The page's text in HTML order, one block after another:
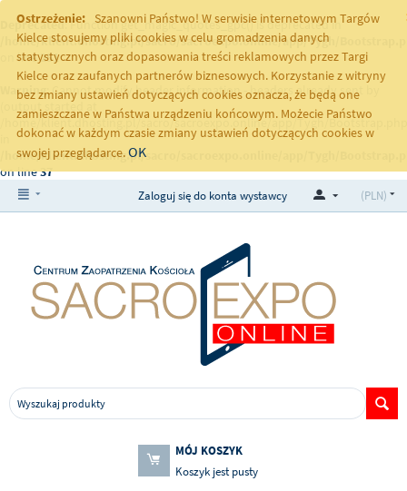
Deprecated: Function get_magic_quotes_gpc() is deprecated in
/home/klient.dhosting.pl/sacro/sacroexpo.online/app/Tygh/
on line251
Warning: Cannot modify header information - headers already sent by
(output started at
/home/klient.dhosting.pl/sacro/sacroexpo.online/app/Tygh/
/home/klient.dhosting.pl/sacro/sacroexpo.online/app/Tygh/
on line37
Ostrzeżenie:
Szanowni Państwo! W serwisie internetowym Targów
Kielce stosujemy pliki cookies w celu gromadzenia danych
statystycznych oraz dopasowania treści reklamowych przez Targi
Kielce oraz zaufanych partnerów biznesowych. Korzystanie z witryny
bez zmiany ustawień dotyczących cookies oznacza, że będą one
zamieszczane w Państwa urządzeniu końcowym. Możecie Państwo
dokonać w każdym czasie zmiany ustawień dotyczących cookies w
swojej przeglądarce.OK
(PLN)
Zaloguj się do konta wystawcy
MÓJ KOSZYK
Koszyk jest pusty